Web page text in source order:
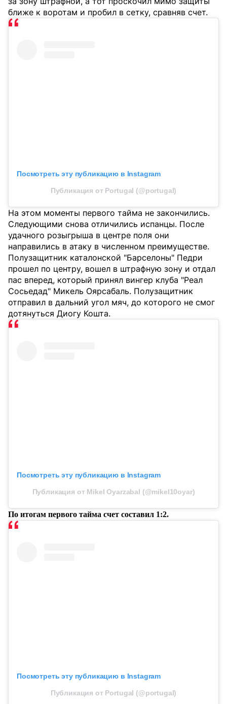
ближе к воротам и пробил в сетку, сравняв счет.
Посмотреть эту публикацию в Instagram
Публикация от Portugal (@portugal)
На этом моменты первого тайма не закончились.
Следующими снова отличились испанцы. После
удачного розыгрыша в центре поля они
направились в атаку в численном преимуществе.
Полузащитник каталонской "Барселоны" Педри
прошел по центру, вошел в штрафную зону и отдал
пас вперед, который принял вингер клуба "Реал
Сосьедад" Микель Оярсабаль. Полузащитник
отправил в дальний угол мяч, до которого не смог
дотянуться Диогу Кошта.
Посмотреть эту публикацию в Instagram
Публикация от Mikel Oyarzabal (@mikel10oyar)
По итогам первого тайма счет составил 1:2.
Посмотреть эту публикацию в Instagram
Публикация от Portugal (@portugal)